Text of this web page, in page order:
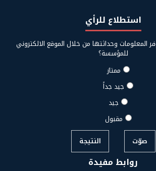
استطلاع للرأي
المعلومات وحداثتها من خلال الموقع الالكتروني
للمؤسسة؟
ممتاز
جيد جداً
جيد
مقبول
صوّت
النتيجة
روابط مفيدة